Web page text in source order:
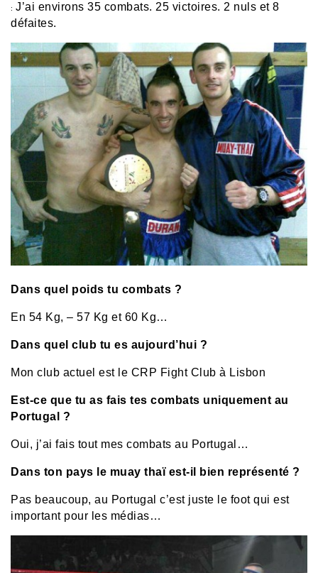
: J’ai environs 35 combats. 25 victoires. 2 nuls et 8
défaites.
Dans quel poids tu combats ?
En 54 Kg, – 57 Kg et 60 Kg…
Dans quel club tu es aujourd’hui ?
Mon club actuel est le CRP Fight Club à Lisbon
Est-ce que tu as fais tes combats uniquement au
Portugal ?
Oui, j’ai fais tout mes combats au Portugal…
Dans ton pays le muay thaï est-il bien représenté ?
Pas beaucoup, au Portugal c’est juste le foot qui est
important pour les médias…